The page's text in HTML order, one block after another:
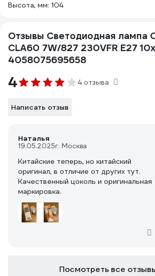
Высота, мм: 104
Отзывы Светодиодная лампа
CLA60 7W/827 230VFR E27
4058075695658
4 4 отзыва
Написать отзыв
Наталья
19.05.2025г. Москва
Китайские теперь, но китайский
оригинал, в отличие от других тут.
Качественный цоколь и оригинальная
маркировка.
Посмотреть все